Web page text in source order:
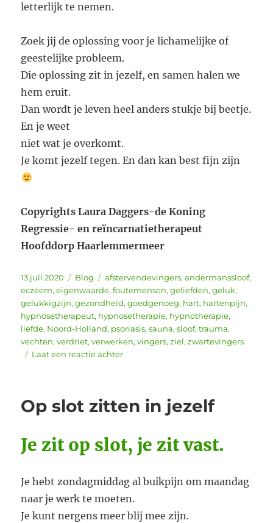
letterlijk te nemen.
Zoek jij de oplossing voor je lichamelijke of
geestelijke probleem.
Die oplossing zit in jezelf, en samen halen we
hem eruit.
Dan wordt je leven heel anders stukje bij beetje.
En je weet
niet wat je overkomt.
Je komt jezelf tegen. En dan kan best fijn zijn
Copyrights Laura Daggers-de Koning
Regressie- en reïncarnatietherapeut
Hoofddorp Haarlemmermeer
Geplaatst
op
13 juli 2020 Categorieën
Blog Tags
afstervendevingers,andermanssloof,
eczeem,eigenwaarde,foutemensen,geliefden,geluk,
gelukkigzijn,gezondheid,goedgenoeg, hart, hartenpijn,
hypnosetherapeut, hypnosetherapie, hypnotherapie,
liefde, Noord-Holland, psoriasis,sauna,sloof,trauma,
vechten,verdriet,verwerken,vingers,ziel,zwartevingers
Laat een reactie achterop
Op slot zitten in jezelf
Je zit op slot, je zit vast.
Je hebt zondagmiddag al buikpijn om maandag
naar je werk te moeten.
Je kunt nergens meer blij mee zijn.